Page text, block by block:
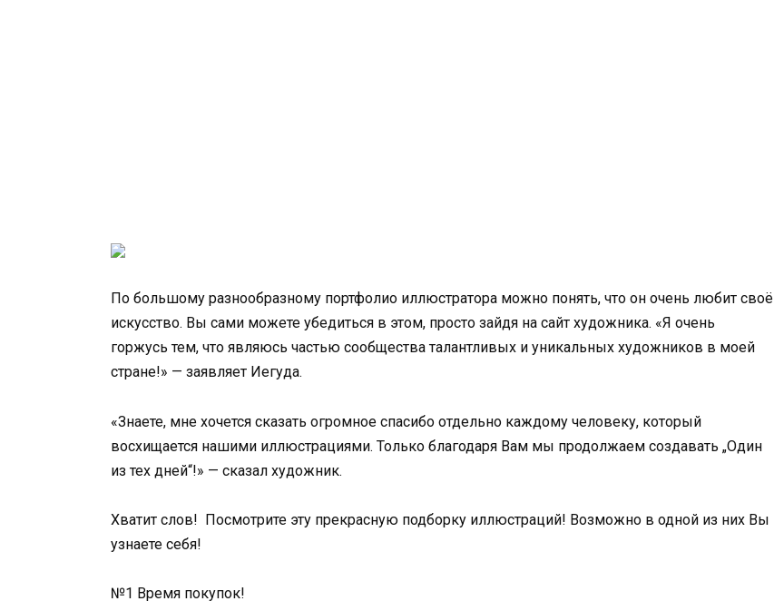
По большому разнообразному портфолио иллюстратора можно понять, что он очень любит своё
искусство. Вы сами можете убедиться в этом, просто зайдя на сайт художника. «Я очень
горжусь тем, что являюсь частью сообщества талантливых и уникальных художников в моей
стране!» — заявляет Иегуда.
«Знаете, мне хочется сказать огромное спасибо отдельно каждому человеку, который
восхищается нашими иллюстрациями. Только благодаря Вам мы продолжаем создавать „Один
из тех дней“!» — сказал художник.
Хватит слов! Посмотрите эту прекрасную подборку иллюстраций! Возможно в одной из них Вы
узнаете себя!
№1 Время покупок!